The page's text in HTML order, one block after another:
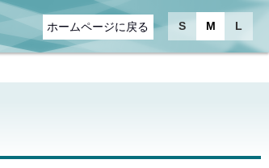
S M L
ホームページに戻る